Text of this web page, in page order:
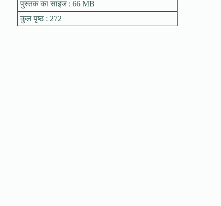
पुस्तक का साइज : 66 MB
कुल पृष्ठ : 272